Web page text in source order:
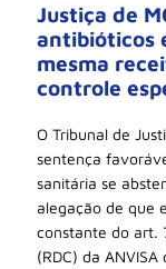
Justiça de
antibióticos
mesma
controle
O Tribunal de
sentença
sanitária se
alegação de que
constante do art.
(RDC) da